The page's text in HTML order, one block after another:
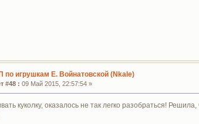
по игрушкам Е. Войнатовской (Nkale)
#48 : 09 Май 2015, 22:57:54 »
куколку, оказалось не так легко разобраться!